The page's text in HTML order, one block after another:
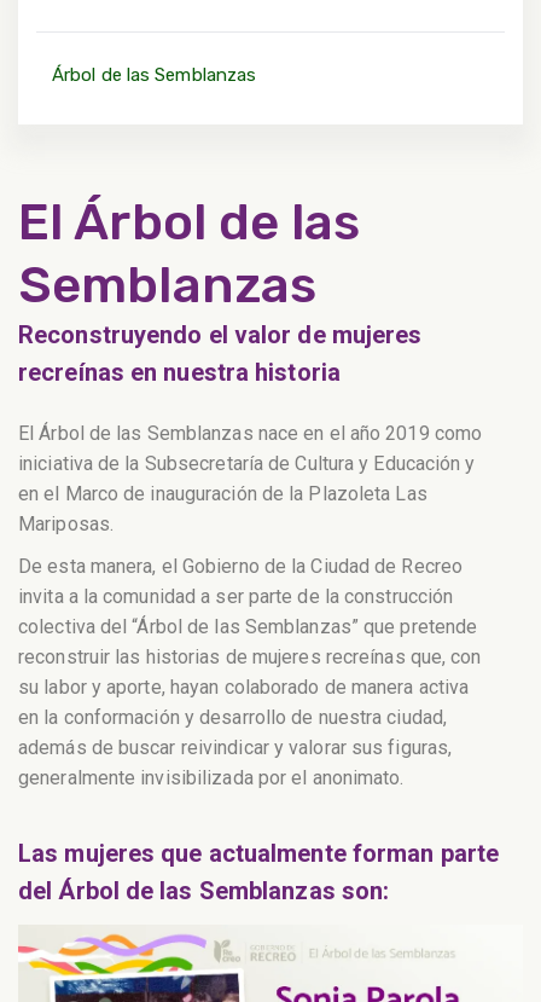
El Árbol de las
Semblanzas
Reconstruyendo el valor de mujeres
recreínas en nuestra historia
El Árbol de las Semblanzas nace en el año 2019 como
iniciativa de la Subsecretaría de Cultura y Educación y
en el Marco de inauguración de la Plazoleta Las
Mariposas.
De esta manera, el Gobierno de la Ciudad de Recreo
invita a la comunidad a ser parte de la construcción
colectiva del “Árbol de las Semblanzas” que pretende
reconstruir las historias de mujeres recreínas que, con
su labor y aporte, hayan colaborado de manera activa
en la conformación y desarrollo de nuestra ciudad,
además de buscar reivindicar y valorar sus figuras,
generalmente invisibilizada por el anonimato.
Las mujeres que actualmente forman parte
del Árbol de las Semblanzas son:
Árbol de las Semblanzas